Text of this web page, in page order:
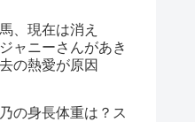
、現在は消え
ャニーさんがあき
の熱愛が原因
の身長体重は？ス